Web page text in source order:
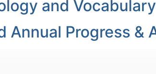
and
Annual Progress &